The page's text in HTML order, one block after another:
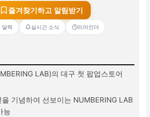
즐겨찾기하고 알림받기
달력 실시간 소식 리마인더
LAB)의 대구 첫 팝업스토어
기념하여 선보이는 NUMBERING LAB
능